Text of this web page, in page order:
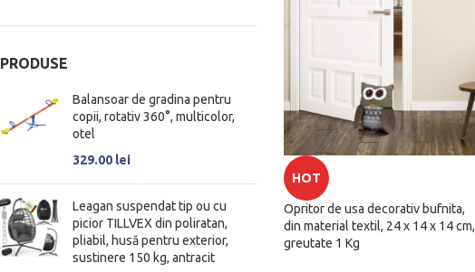
PRODUSE
Balansoar de gradina pentru
copii, rotativ 360°, multicolor,
otel
329.00 lei
Leagan suspendat tip ou cu
picior TILLVEX din poliratan,
pliabil, husă pentru exterior,
sustinere 150 kg, antracit
HOT
Opritor de usa decorativ bufnita,
din material textil, 24 x 14 x 14 cm,
greutate 1 Kg